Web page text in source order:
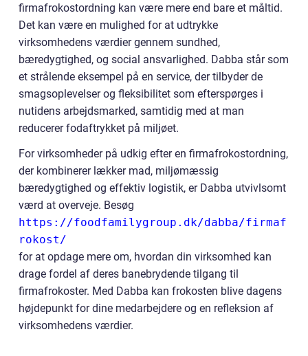
firmafrokostordning kan være mere end bare et måltid.
Det kan være en mulighed for at udtrykke
virksomhedens værdier gennem sundhed,
bæredygtighed, og social ansvarlighed. Dabba står som
et strålende eksempel på en service, der tilbyder de
smagsoplevelser og fleksibilitet som efterspørges i
nutidens arbejdsmarked, samtidig med at man
reducerer fodaftrykket på miljøet.
For virksomheder på udkig efter en firmafrokostordning,
der kombinerer lækker mad, miljømæssig
bæredygtighed og effektiv logistik, er Dabba utvivlsomt
værd at overveje. Besøg
https://foodfamilygroup.dk/dabba/firmaf
rokost/
for at opdage mere om, hvordan din virksomhed kan
drage fordel af deres banebrydende tilgang til
firmafrokoster. Med Dabba kan frokosten blive dagens
højdepunkt for dine medarbejdere og en refleksion af
virksomhedens værdier.